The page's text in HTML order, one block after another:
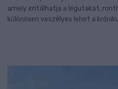
amely irritálhatja a légutakat,
különösen veszélyes lehet a